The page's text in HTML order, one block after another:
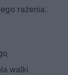
rażenia.
walki